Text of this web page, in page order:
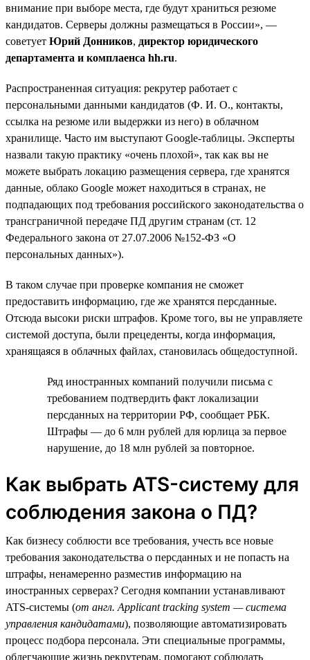
внимание при выборе места, где будут храниться резюме
кандидатов. Серверы должны размещаться в России», —
советует Юрий Донников, директор юридического
департамента и комплаенса hh.ru.
Распространенная ситуация: рекрутер работает с
персональными данными кандидатов (Ф. И. О., контакты,
ссылка на резюме или выдержки из него) в облачном
хранилище. Часто им выступают Google-таблицы. Эксперты
назвали такую практику «очень плохой», так как вы не
можете выбрать локацию размещения сервера, где хранятся
данные, облако Google может находиться в странах, не
подпадающих под требования российского законодательства о
трансграничной передаче ПД другим странам (ст. 12
Федерального закона от 27.07.2006 №152-ФЗ «О
персональных данных»).
В таком случае при проверке компания не сможет
предоставить информацию, где же хранятся персданные.
Отсюда высоки риски штрафов. Кроме того, вы не управляете
системой доступа, были прецеденты, когда информация,
хранящаяся в облачных файлах, становилась общедоступной.
Ряд иностранных компаний получили письма с
требованием подтвердить факт локализации
персданных на территории РФ, сообщает РБК.
Штрафы — до 6 млн рублей для юрлица за первое
нарушение, до 18 млн рублей за повторное.
Как выбрать ATS-систему для
соблюдения закона о ПД?
Как бизнесу соблюсти все требования, учесть все новые
требования законодательства о персданных и не попасть на
штрафы, ненамеренно разместив информацию на
иностранных серверах? Сегодня компании устанавливают
ATS-системы (от англ. Applicant tracking system — система
управления кандидатами), позволяющие автоматизировать
процесс подбора персонала. Эти специальные программы,
облегчающие жизнь рекрутерам, помогают соблюдать